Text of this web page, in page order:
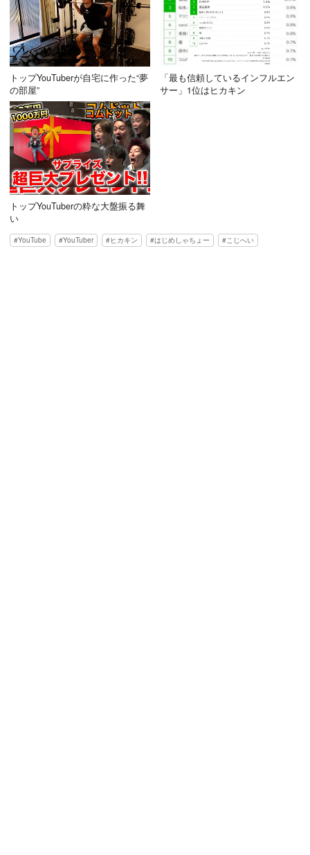
トップYouTuberが自宅に作った“夢
の部屋”
「最も信頼しているインフルエン
サー」1位はヒカキン
トップYouTuberの粋な大盤振る舞
い
YouTube YouTuber ヒカキン はじめしゃちょー こじへい